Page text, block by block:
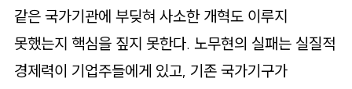
같은 국가기관에 부딪혀 사소한 개혁도 이루지
못했는지 핵심을 짚지 못한다. 노무현의 실패는 실질적
경제력이 기업주들에게 있고, 기존 국가기구가